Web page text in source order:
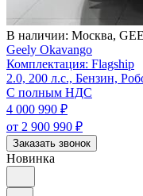
В наличии: Москва,
Geely Okavango
Комплектация: Flagship
2.0, 200 л.с., Бензин,
С полным НДС
4 000 990 ₽
от 2 900 990 ₽
Заказать звонок
Новинка